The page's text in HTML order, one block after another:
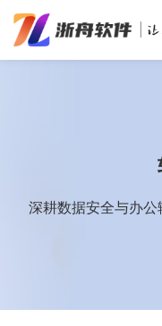
深耕数据安全与办